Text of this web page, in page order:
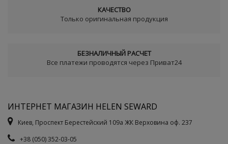
КАЧЕСТВО
Только оригинальная продукция
БЕЗНАЛИЧНЫЙ РАСЧЕТ
Все платежи проводятся через Приват24
ИНТЕРНЕТ МАГАЗИН HELEN SEWARD
Киев, Проспект Берестейский 109а ЖК Верховина оф. 237
+38 (050) 352-03-05